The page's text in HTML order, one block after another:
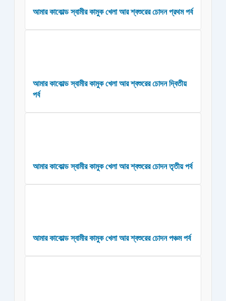
আমার কাকোল্ড স্বামীর কামুক খেলা আর শ্বশুরের চোদন প্রথম পর্ব
আমার কাকোল্ড স্বামীর কামুক খেলা আর শ্বশুরের চোদন দ্বিতীয়
পর্ব
আমার কাকোল্ড স্বামীর কামুক খেলা আর শ্বশুরের চোদন তৃতীয় পর্ব
আমার কাকোল্ড স্বামীর কামুক খেলা আর শ্বশুরের চোদন পঞ্চম পর্ব